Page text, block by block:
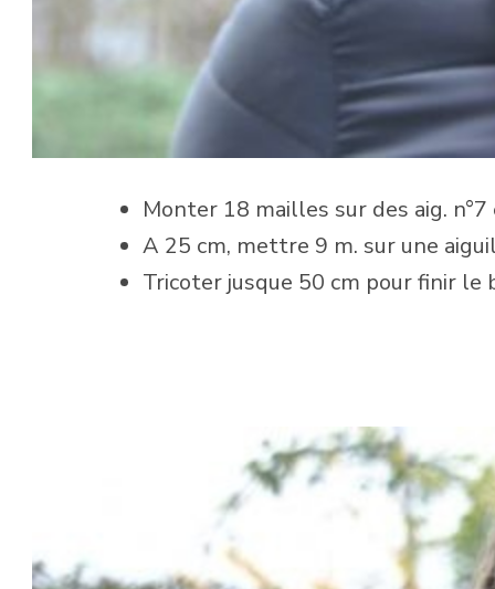
Monter 18 mailles sur des aig.
A 25 cm, mettre 9 m. sur une
Tricoter jusque 50 cm pour finir le